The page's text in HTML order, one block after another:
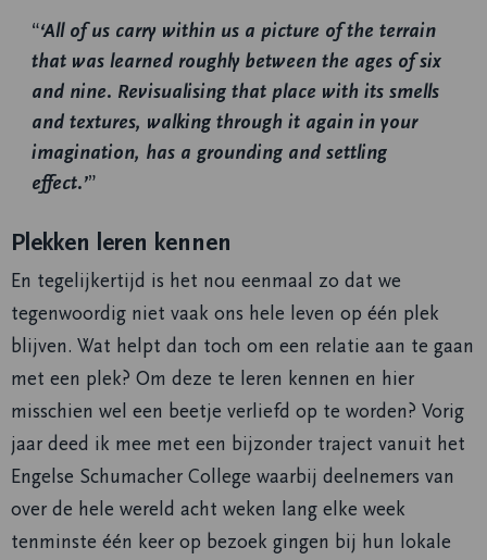
‘All of us carry within us a picture of the terrain
that was learned roughly between the ages of six
and nine. Revisualising that place with its smells
and textures, walking through it again in your
imagination, has a grounding and settling
effect.’
Plekken leren kennen
En tegelijkertijd is het nou eenmaal zo dat we
tegenwoordig niet vaak ons hele leven op één plek
blijven. Wat helpt dan toch om een relatie aan te gaan
met een plek? Om deze te leren kennen en hier
misschien wel een beetje verliefd op te worden? Vorig
jaar deed ik mee met een bijzonder traject vanuit het
Engelse Schumacher College waarbij deelnemers van
over de hele wereld acht weken lang elke week
tenminste één keer op bezoek gingen bij hun lokale